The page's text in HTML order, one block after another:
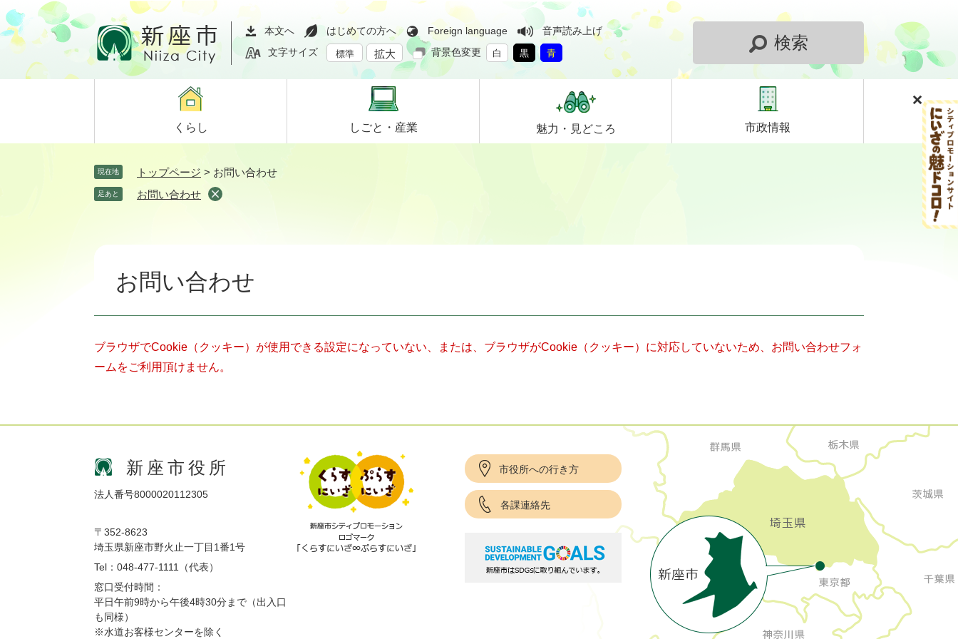
ペ
ー
ジ
メ
ニ
ュ
て
本文へ はじめての方へ Foreign language
音声読み上げ
文字サイズ
標準 拡大 背景色変更 白 黒 青
検索
くらし しごと・ 産業 魅力・ 見どころ 市政情報
現在地 トップページ > お問い合わせ
足あと お問い合わせ
お問い合わせ
ブラウザでCookie（クッキー）が使用できる設定になっていない、または、ブラウザがCookie（クッキー）に対応していないため、お問い合わせフォ
ームをご利用頂けません。
新座市役所
法人番号8000020112305
〒352-8623
埼玉県新座市野火止一丁目1番1号
Tel：048-477-1111（代表）
窓口受付時間：
平日午前9時から午後4時30分まで（出入口
も同様）
※水道お客様センターを除く
市役所への行き方
各課連絡先